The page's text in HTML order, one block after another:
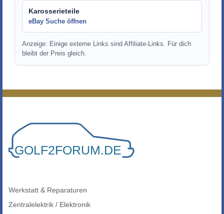
Karosserieteile
eBay Suche öffnen
Anzeige: Einige externe Links sind Affiliate-Links. Für dich
bleibt der Preis gleich.
Werkstatt & Reparaturen
Zentralelektrik / Elektronik